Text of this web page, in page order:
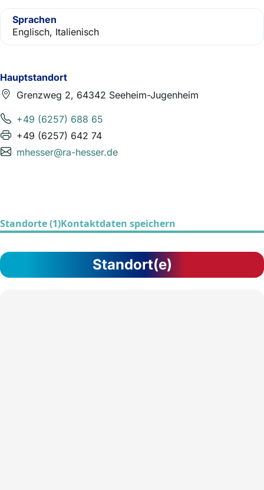
Hauptstandort
Grenzweg 2, 64342 Seeheim-Jugenheim
+49 (6257) 688 65
+49 (6257) 642 74
mhesser@ra-hesser.de
Sprachen
Englisch, Italienisch
Standorte (1)Kontaktdaten speichern
Standort(e)